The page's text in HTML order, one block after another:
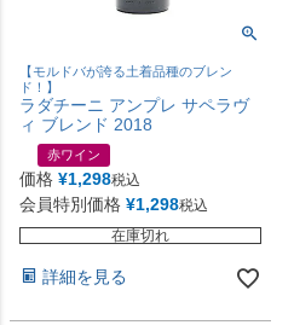
【モルドバが誇る土着品種のブレン
ド！】
ラダチーニ アンプレ サペラヴ
ィ ブレンド 2018
赤ワイン
価格 ¥1,298税込
会員特別価格 ¥1,298税込
在庫切れ
詳細を見る